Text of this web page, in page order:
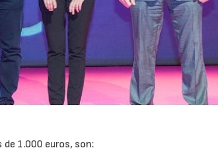
1.000 euros, son: